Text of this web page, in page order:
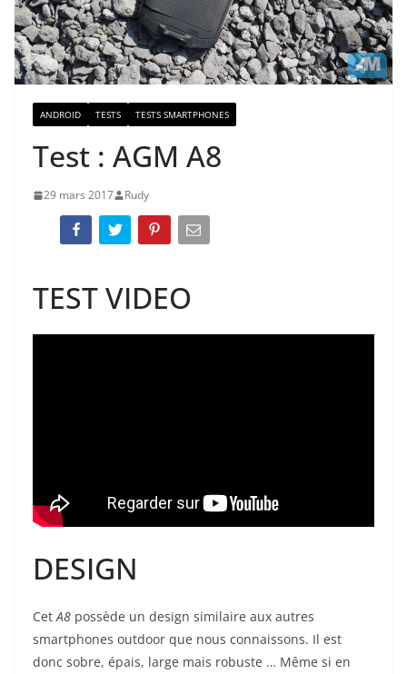
ANDROID TESTS TESTS SMARTPHONES
Test : AGM A8
29 mars 2017 Rudy
TEST VIDEO
DESIGN
Cet A8 possède un design similaire aux autres
smartphones outdoor que nous connaissons. Il est
donc sobre, épais, large mais robuste … Même si en